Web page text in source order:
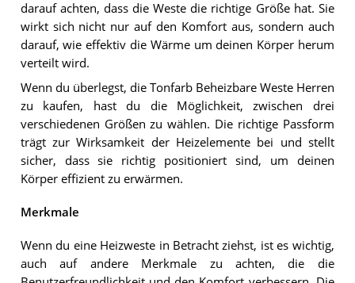
darauf achten, dass die Weste die richtige Größe hat. Sie
wirkt sich nicht nur auf den Komfort aus, sondern auch
darauf, wie effektiv die Wärme um deinen Körper herum
verteilt wird.
Wenn du überlegst, die Tonfarb Beheizbare Weste Herren
zu kaufen, hast du die Möglichkeit, zwischen drei
verschiedenen Größen zu wählen. Die richtige Passform
trägt zur Wirksamkeit der Heizelemente bei und stellt
sicher, dass sie richtig positioniert sind, um deinen
Körper effizient zu erwärmen.
Merkmale
Wenn du eine Heizweste in Betracht ziehst, ist es wichtig,
auch auf andere Merkmale zu achten, die die